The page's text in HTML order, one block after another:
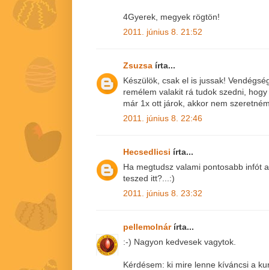
4Gyerek, megyek rögtön!
2011. június 8. 21:52
Zsuzsa írta...
Készülök, csak el is jussak!
remélem valakit rá tudok szedni,
már 1x ott járok, akkor nem
2011. június 8. 22:46
Hecsedlicsi írta...
Ha megtudsz valami pontosabb infót
teszed itt?...:)
2011. június 8. 23:32
pellemolnár írta...
:-) Nagyon kedvesek vagytok.
Kérdésem: ki mire lenne kíváncsi a